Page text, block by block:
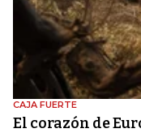
CAJA FUERTE
El corazón de